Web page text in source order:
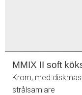
MMIX II soft
Krom, med
strålsamlare